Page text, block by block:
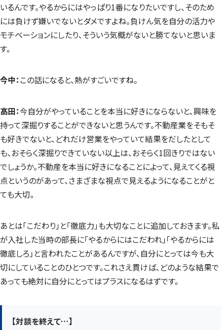
いるんです。やるからにはやっぱり1番になりたいですし、そのため
には負けず嫌いでないとダメですよね。負けん気を自分の活力や
モチベーションにしたり、そういう気概がないと勝てないと思いま
す。
今中： この話になると、熱がすごいですね。
髙田：今自分がやっていることを本当に好きにならないと、興味を
持って深掘りすることができないと思うんです。不動産業をそもそ
も好きでないと、どれだけ営業をやっていて結果をだしたとして
も、おそらく深掘りできていない以上は、おそらく1回きりではない
でしょうか。不動産を本当に好きになることによって、見えてくる視
点というのがあって、さまざまな視点で見えるようになることがと
ても大切。
あとは「こだわり」と「徹底力」も大切なことに追加しておきます。私
が入社した当時の部長に「やるからにはこだわれ」「やるからには
徹底しろ」と言われたことがあるんですが、自分にとっては今も大
切にしていることのひとつです。これさえ貫けば、どのような結果で
あっても絶対に自分にとってはプラスになるはずです。
【対談を終えて…】